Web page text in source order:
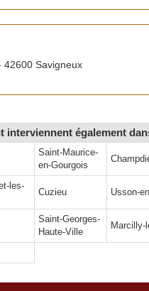
Savigneux
interviennent également
Saint-Maurice-
en-Gourgois
les-
Cuzieu Usson-
Saint-Georges-
Haute-Ville
Marcilly-